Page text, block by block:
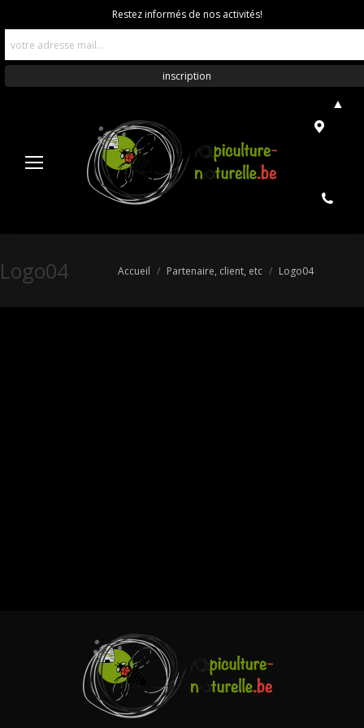
Logo04 Vous êtes ici :
Accueil Partenaire, client, etc Logo04
Restez informés de nos activités!
▲